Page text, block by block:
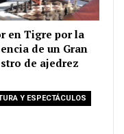
en Tigre por la
de un Gran
de ajedrez
Y ESPECTÁCULOS